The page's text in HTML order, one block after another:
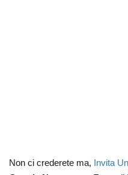
Non ci crederete ma, Invita